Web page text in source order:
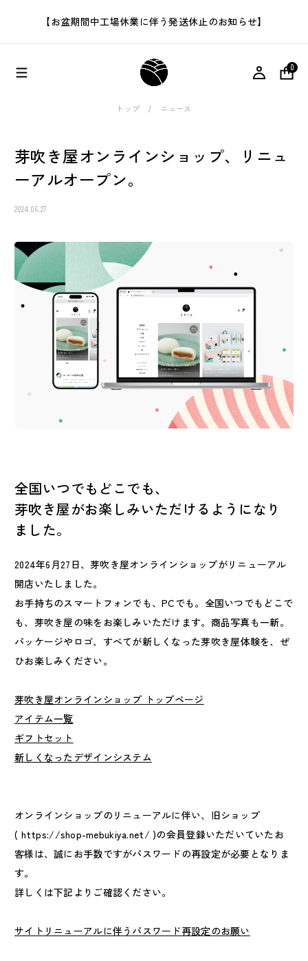
【お盆期間中工場休業に伴う発送休止のお知らせ】
0
トップ ニュース
芽吹き屋オンラインショップ、リニュ
ーアルオープン。
2024.06.27
全国いつでもどこでも、
芽吹き屋がお楽しみいただけるようになり
ました。
2024年6月27日、芽吹き屋オンラインショップがリニューアル
開店いたしました。
お手持ちのスマートフォンでも、PCでも。全国いつでもどこで
も、芽吹き屋の味をお楽しみいただけます。商品写真も一新。
パッケージやロゴ、すべてが新しくなった芽吹き屋体験を、ぜ
ひお楽しみください。
芽吹き屋オンラインショップ トップページ
アイテム一覧
ギフトセット
新しくなったデザインシステム
オンラインショップのリニューアルに伴い、旧ショップ
( https://shop-mebukiya.net/ )の会員登録いただいていたお
客様は、誠にお手数ですがパスワードの再設定が必要となりま
す。
詳しくは下記よりご確認ください。
サイトリニューアルに伴うパスワード再設定のお願い